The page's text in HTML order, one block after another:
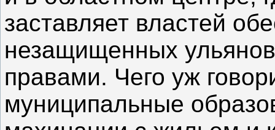
заставляет властей
незащищенных
правами. Чего уж
муниципальные